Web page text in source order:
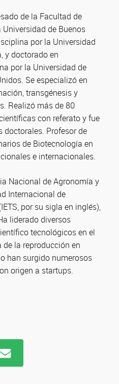
de la Facultad de
de Buenos
por la Universidad
y doctorado en
por la Universidad de
Se especializó en
transgénesis y
Realizó más de 80
con referato y fue
doctorales. Profesor de
de Biotecnología en
e internacionales.
Nacional de Agronomía y
Internacional de
por su sigla en inglés),
liderado diversos
tecnológicos en el
la reproducción en
han surgido numerosos
origen a startups.